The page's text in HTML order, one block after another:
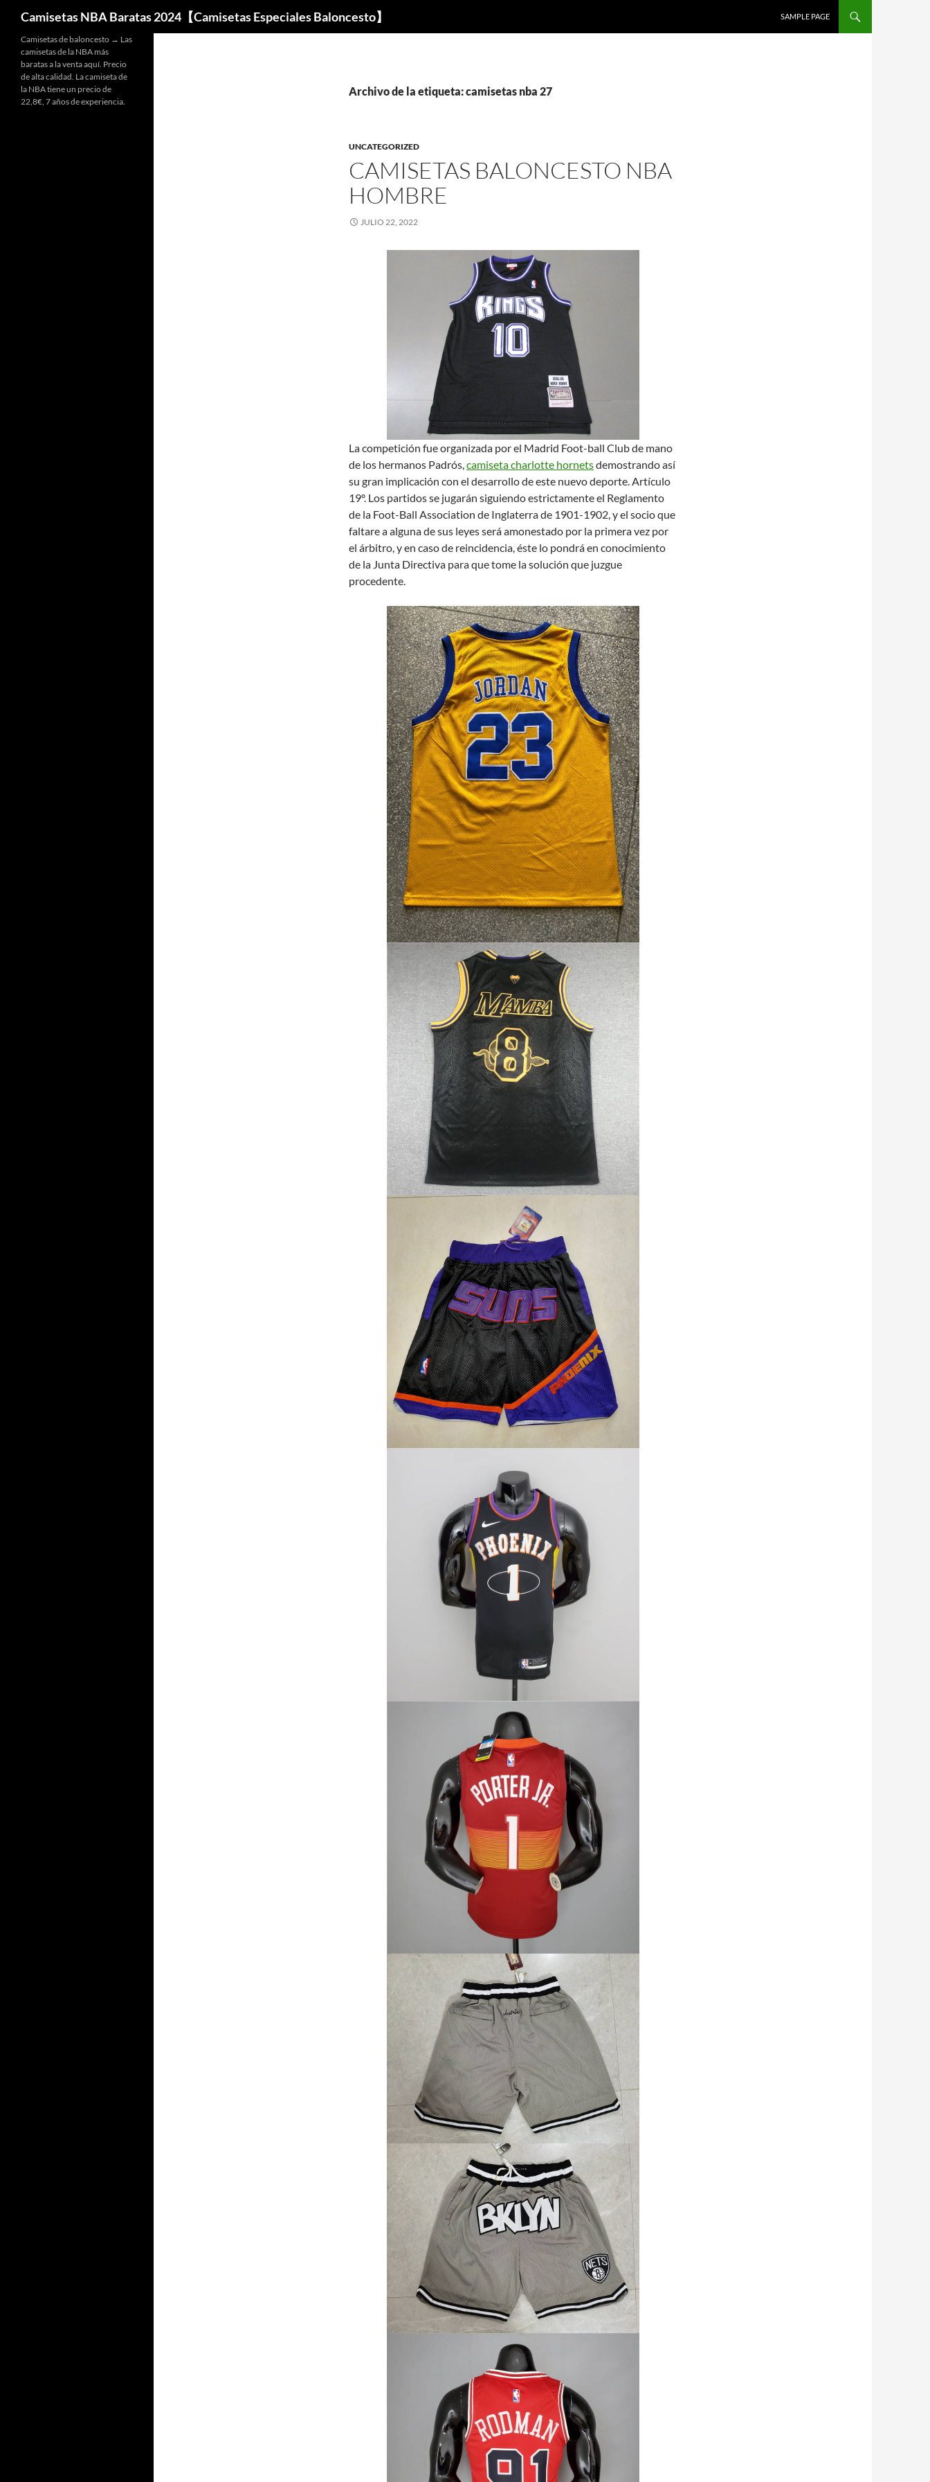
Camisetas NBA Baratas 2024【Camisetas Especiales Baloncesto】
SAMPLE PAGE
Archivo de la etiqueta: camisetas nba 27
UNCATEGORIZED
CAMISETAS BALONCESTO NBA
HOMBRE
JULIO 22, 2022
La competición fue organizada por el Madrid Foot-ball Club de mano
de los hermanos Padrós, camiseta charlotte hornetsdemostrando así
su gran implicación con el desarrollo de este nuevo deporte. Artículo
19º. Los partidos se jugarán siguiendo estrictamente el Reglamento
de la Foot-Ball Association de Inglaterra de 1901-1902, y el socio que
faltare a alguna de sus leyes será amonestado por la primera vez por
el árbitro, y en caso de reincidencia, éste lo pondrá en conocimiento
de la Junta Directiva para que tome la solución que juzgue
procedente.
Camisetas de baloncesto → Las
camisetas de la NBA más
baratas a la venta aquí. Precio
de alta calidad. La camiseta de
la NBA tiene un precio de
22,8€, 7 años de experiencia.